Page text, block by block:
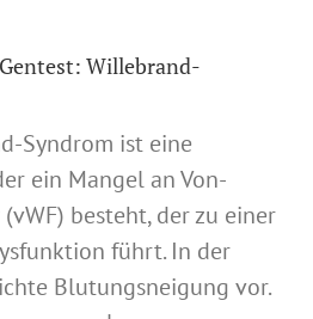
Willebrand-
Syndrom ist eine
ein Mangel an Von-
besteht, der zu einer
führt. In der
Blutungsneigung vor.